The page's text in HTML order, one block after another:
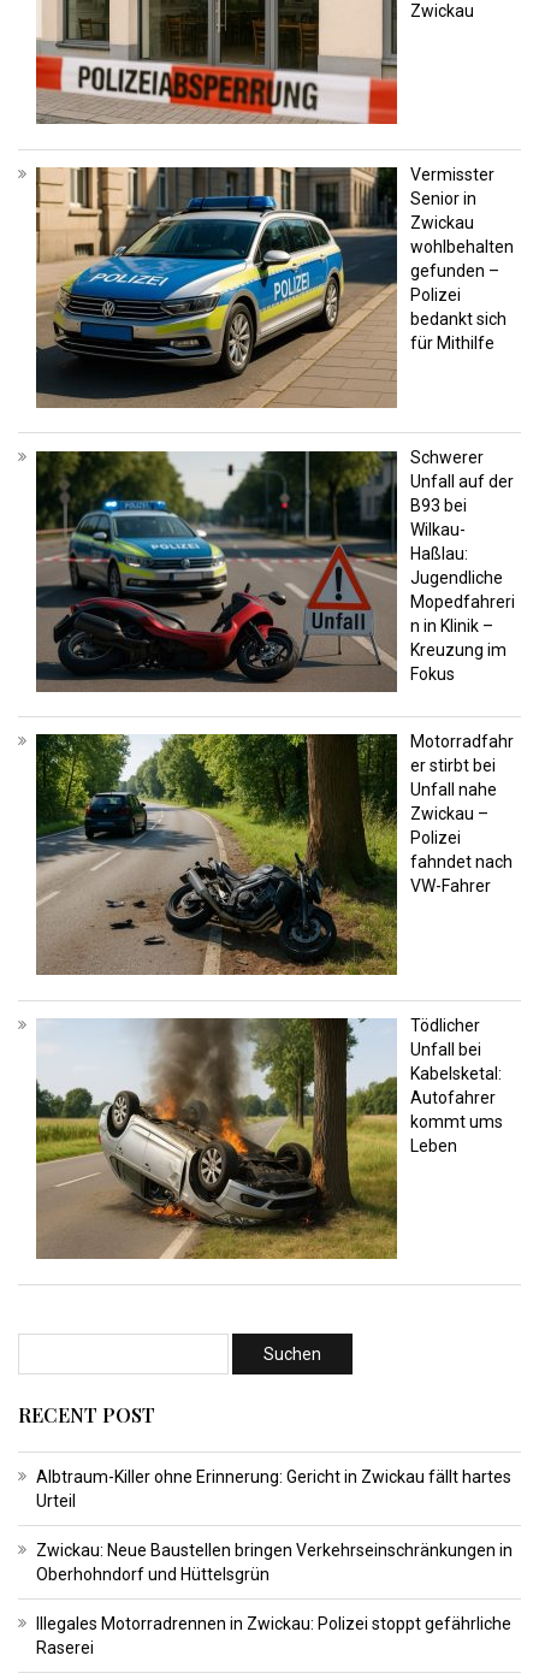
Zwickau
Vermisster
Senior in
Zwickau
wohlbehalten
gefunden –
Polizei
bedankt sich
für Mithilfe
Schwerer
Unfall auf der
B93 bei
Wilkau-
Haßlau:
Jugendliche
Mopedfahreri
n in Klinik –
Kreuzung im
Fokus
Motorradfahr
er stirbt bei
Unfall nahe
Zwickau –
Polizei
fahndet nach
VW-Fahrer
Tödlicher
Unfall bei
Kabelsketal:
Autofahrer
kommt ums
Leben
RECENT POST
Albtraum-Killer ohne Erinnerung: Gericht in Zwickau fällt hartes
Urteil
Zwickau: Neue Baustellen bringen Verkehrseinschränkungen in
Oberhohndorf und Hüttelsgrün
Illegales Motorradrennen in Zwickau: Polizei stoppt gefährliche
Raserei